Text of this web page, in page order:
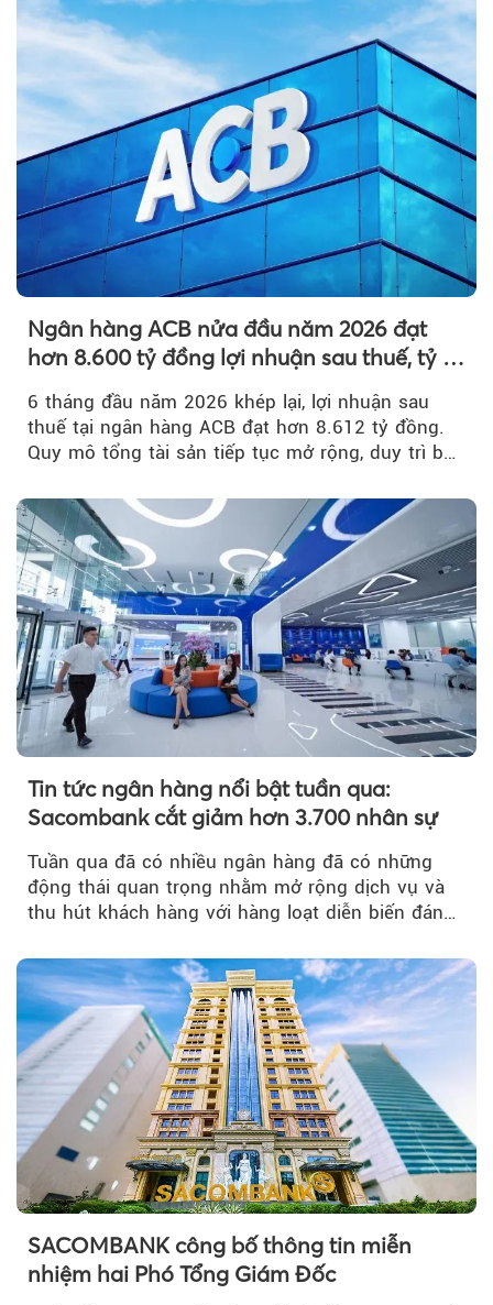
Ngân hàng ACB nửa đầu năm 2026 đạt
hơn 8.600 tỷ đồng lợi nhuận sau thuế, tỷ lệ
nợ xấu thấp nhất ngành
6 tháng đầu năm 2026 khép lại, lợi nhuận sau
thuế tại ngân hàng ACB đạt hơn 8.612 tỷ đồng.
Quy mô tổng tài sản tiếp tục mở rộng, duy trì bộ
Tin tức ngân hàng nổi bật tuần qua:
Sacombank cắt giảm hơn 3.700 nhân sự
Tuần qua đã có nhiều ngân hàng đã có những
động thái quan trọng nhằm mở rộng dịch vụ và
thu hút khách hàng với hàng loạt diễn biến đáng
SACOMBANK công bố thông tin miễn
nhiệm hai Phó Tổng Giám Đốc